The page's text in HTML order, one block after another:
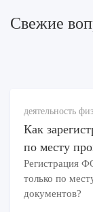
Свежие
деятельность
Как
по месту
Регистрация
только по
документов?